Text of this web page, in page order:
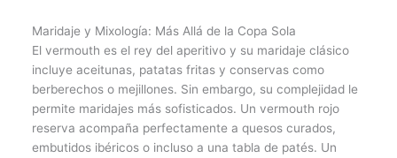
Maridaje y Mixología: Más Allá de la Copa Sola
El vermouth es el rey del aperitivo y su maridaje clásico
incluye aceitunas, patatas fritas y conservas como
berberechos o mejillones. Sin embargo, su complejidad le
permite maridajes más sofisticados. Un vermouth rojo
reserva acompaña perfectamente a quesos curados,
embutidos ibéricos o incluso a una tabla de patés. Un